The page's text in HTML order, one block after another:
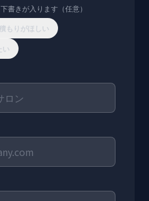
書きが入ります（任意）
もりがほしい
い